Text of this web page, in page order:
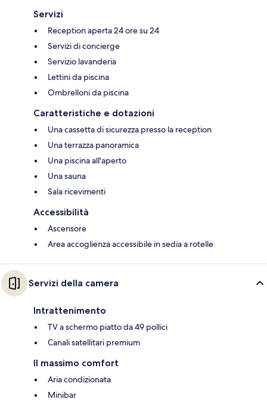
Servizi
Reception aperta 24 ore su 24
Servizi di concierge
Servizio lavanderia
Lettini da piscina
Ombrelloni da piscina
Caratteristiche e dotazioni
Una cassetta di sicurezza presso la reception
Una terrazza panoramica
Una piscina all'aperto
Una sauna
Sala ricevimenti
Accessibilità
Ascensore
Area accoglienza accessibile in sedia a rotelle
Servizi della camera
Intrattenimento
TV a schermo piatto da 49 pollici
Canali satellitari premium
Il massimo comfort
Aria condizionata
Minibar